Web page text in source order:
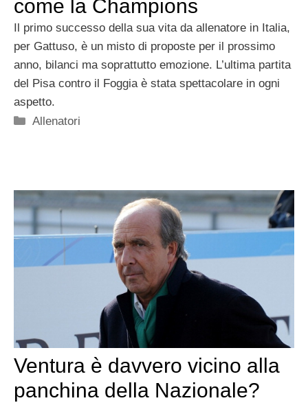
come la Champions
Il primo successo della sua vita da allenatore in Italia,
per Gattuso, è un misto di proposte per il prossimo
anno, bilanci ma soprattutto emozione. L’ultima partita
del Pisa contro il Foggia è stata spettacolare in ogni
aspetto.
Categorie
Allenatori
Ventura è davvero vicino alla
panchina della Nazionale?